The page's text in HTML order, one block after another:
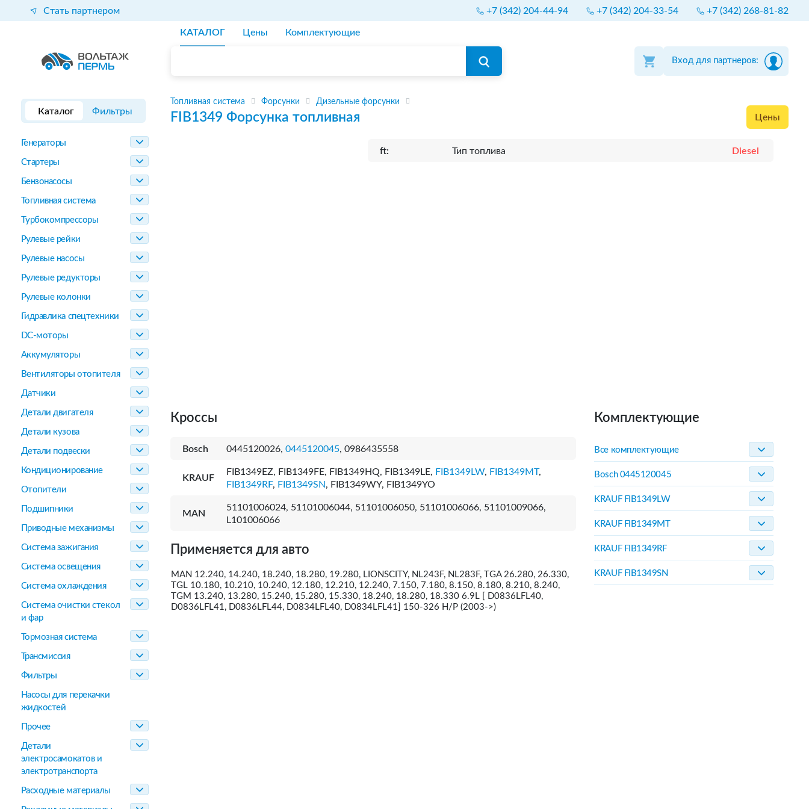
Стать партнером +7 (342) 204-44-94 +7 (342) 204-33-54 +7 (342) 268-81-82
КАТАЛОГ Цены Комплектующие
Вход для партнеров:
Каталог Фильтры
Генераторы
Стартеры
Бензонасосы
Топливная система
Турбокомпрессоры
Рулевые рейки
Рулевые насосы
Рулевые редукторы
Рулевые колонки
Гидравлика спецтехники
DC-моторы
Аккумуляторы
Вентиляторы отопителя
Датчики
Детали двигателя
Детали кузова
Детали подвески
Кондиционирование
Отопители
Подшипники
Приводные механизмы
Система зажигания
Система освещения
Система охлаждения
Система очистки стекол
и фар
Тормозная система
Трансмиссия
Фильтры
Насосы для перекачки
жидкостей
Прочее
Детали
электросамокатов и
электротранспорта
Расходные материалы
Топливная система Форсунки Дизельные форсунки
FIB1349 Форсунка топливная Цены
ft: Тип топлива Diesel
Кроссы
Bosch 0445120026, 0445120045, 0986435558
KRAUF
FIB1349EZ, FIB1349FE, FIB1349HQ, FIB1349LE, FIB1349LW, FIB1349MT,
FIB1349RF, FIB1349SN, FIB1349WY, FIB1349YO
MAN
51101006024, 51101006044, 51101006050, 51101006066, 51101009066,
L101006066
Применяется для авто
MAN 12.240, 14.240, 18.240, 18.280, 19.280, LIONSCITY, NL243F, NL283F, TGA 26.280, 26.330,
TGL 10.180, 10.210, 10.240, 12.180, 12.210, 12.240, 7.150, 7.180, 8.150, 8.180, 8.210, 8.240,
TGM 13.240, 13.280, 15.240, 15.280, 15.330, 18.240, 18.280, 18.330 6.9L [ D0836LFL40,
D0836LFL41, D0836LFL44, D0834LFL40, D0834LFL41] 150-326 H/P (2003->)
Комплектующие
Все комплектующие
Bosch 0445120045
KRAUF FIB1349LW
KRAUF FIB1349MT
KRAUF FIB1349RF
KRAUF FIB1349SN